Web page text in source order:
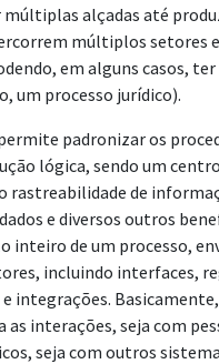
alçadas até
múltiplos setores
em alguns casos,
um processo jurídico).
padronizar os
lógica, sendo um
de
e diversos outros
inteiro de um processo,
incluindo interfaces,
integrações. Basicamente,
interações, seja com
seja com outros